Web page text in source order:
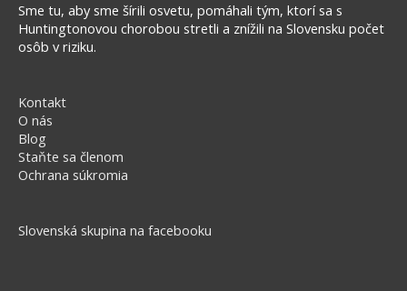
Sme tu, aby sme šírili osvetu, pomáhali tým, ktorí sa s
Huntingtonovou chorobou stretli a znížili na Slovensku počet
osôb v riziku.
Kontakt
O nás
Blog
Staňte sa členom
Ochrana súkromia
Slovenská skupina na facebooku